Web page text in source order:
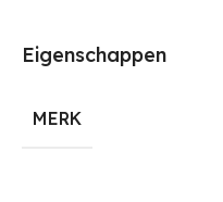
Eigenschappen
MERK